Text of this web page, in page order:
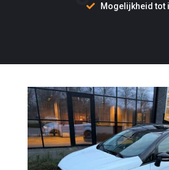
Mogelijkheid tot